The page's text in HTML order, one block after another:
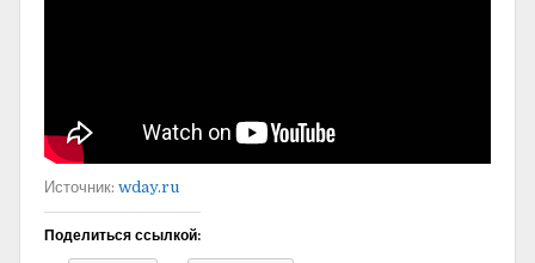
Источник: wday.ru
Поделиться ссылкой: